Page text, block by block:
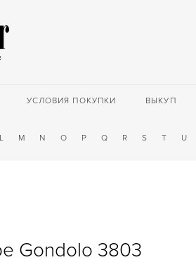
УСЛОВИЯ ПОКУПКИ ВЫКУП
L M N O P Q R S T U
Gondolo 3803